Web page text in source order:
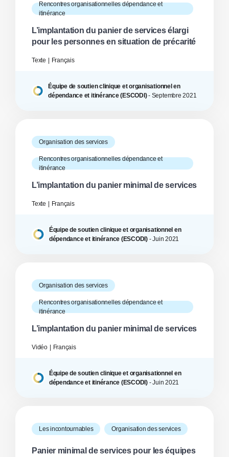
Rencontres organisationnelles dépendance et
itinérance
L’implantation du panier de services élargi
pour les personnes en situation de précarité
Texte Français
Équipe de soutien clinique et organisationnel en
dépendance et itinérance (ESCODI)- Septembre 2021
Organisation des services
Rencontres organisationnelles dépendance et
itinérance
L’implantation du panier minimal de services
Texte Français
Équipe de soutien clinique et organisationnel en
dépendance et itinérance (ESCODI)-Juin 2021
Organisation des services
Rencontres organisationnelles dépendance et
itinérance
L’implantation du panier minimal de services
Vidéo Français
Équipe de soutien clinique et organisationnel en
dépendance et itinérance (ESCODI)-Juin 2021
Les incontournables Organisation des services
Panier minimal de services pour les équipes